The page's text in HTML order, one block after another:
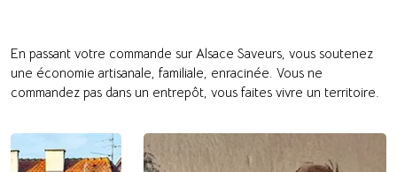
En passant votre commande sur Alsace Saveurs, vous soutenez
une économie artisanale, familiale, enracinée. Vous ne
commandez pas dans un entrepôt, vous faites vivre un territoire.